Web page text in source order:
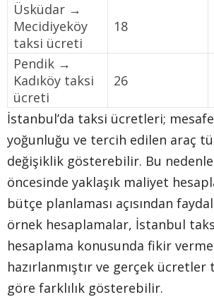
Üsküdar →
Mecidiyeköy
taksi ücreti
18
Pendik →
Kadıköy taksi
ücreti
26
İstanbul’da taksi ücretleri;
yoğunluğu ve tercih edilen araç
değişiklik gösterebilir. Bu
öncesinde yaklaşık maliyet
bütçe planlaması açısından
örnek hesaplamalar, İstanbul
hesaplama konusunda fikir
hazırlanmıştır ve gerçek
göre farklılık gösterebilir.